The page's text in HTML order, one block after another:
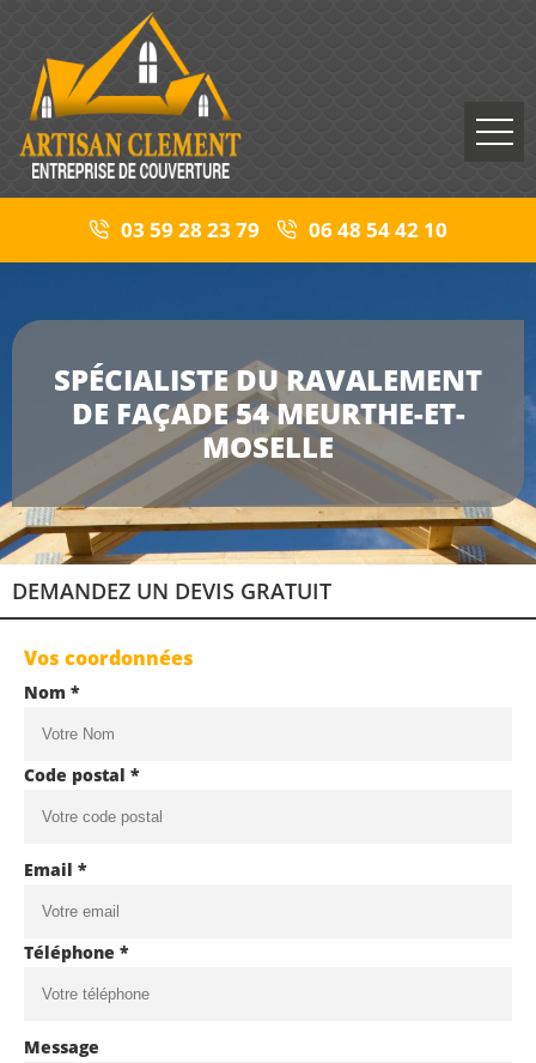
03 59 28 23 79 06 48 54 42 10
SPÉCIALISTE DU RAVALEMENT
DE FAÇADE 54 MEURTHE-ET-
MOSELLE
DEMANDEZ UN DEVIS GRATUIT
Vos coordonnées
Nom *
Code postal *
Email *
Téléphone *
Message